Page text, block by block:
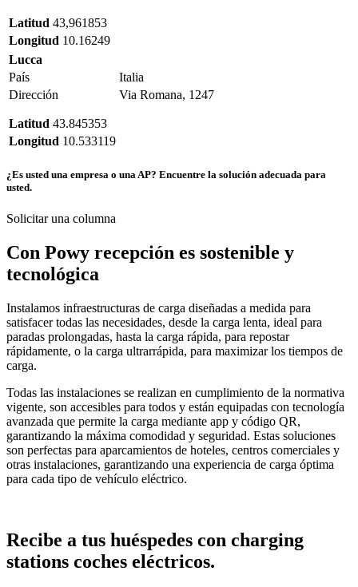
Latitud 43,961853
Longitud 10.16249
Lucca
País
Italia
Dirección
Via Romana, 1247
Latitud 43.845353
Longitud 10.533119
¿Es usted una empresa o una AP? Encuentre la solución adecuada para
usted.
Solicitar una columna
Con Powy recepción es sostenible y
tecnológica
Instalamos infraestructuras de carga diseñadas a medida para
satisfacer todas las necesidades, desde la carga lenta, ideal para
paradas prolongadas, hasta la carga rápida, para repostar
rápidamente, o la carga ultrarrápida, para maximizar los tiempos de
carga.
Todas las instalaciones se realizan en cumplimiento de la normativa
vigente, son accesibles para todos y están equipadas con tecnología
avanzada que permite la carga mediante app y código QR,
garantizando la máxima comodidad y seguridad. Estas soluciones
son perfectas para aparcamientos de hoteles, centros comerciales y
otras instalaciones, garantizando una experiencia de carga óptima
para cada tipo de vehículo eléctrico.
Recibe a tus huéspedes con charging
stations coches eléctricos.